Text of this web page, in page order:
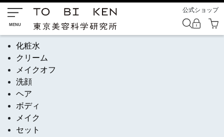
公式ショップ
化粧水
クリーム
メイクオフ
洗顔
ヘア
ボディ
メイク
セット